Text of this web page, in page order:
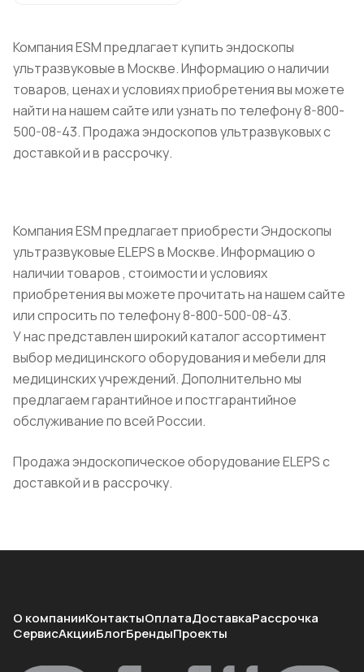
Компания ESM предлагает купить эндоскопы
ультразвуковые в Москве. Информацию о наличии
товаров, ценах и условиях приобретения вы можете
найти на нашем сайте или узнать по телефону 8-800-
500-08-43. Продажа эндоскопов ультразвуковых с
доставкой и в рассрочку.
Компания ESM предлагает приобрести Эндоскопы
ультразвуковые ELEPS в Москве. Информацию о
наличии товаров , стоимости и условиях
приобретения вы можете прочитать на нашем сайте
или спросить по телефону 8-800-500-08-43.
У нас представлен широкий каталог ассортимент
выбор медицинского оборудования и мебели для
медицинских учреждений. Дополнительно мы
предлагаем гарантийное и постгарантийное
обслуживание по всей России.
Продажа эндоскопическое оборудование ELEPS с
доставкой и в рассрочку.
О компанииКонтактыОплатаДоставкаРассрочка
СервисАкцииБлогБрендыПроекты